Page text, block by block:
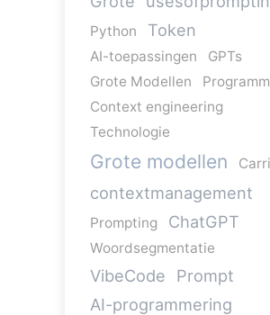
Python Token
AI-toepassingen
GPTs
Grote Modellen
Context engineering
Technologie
Grote modellen
contextmanagement
Prompting ChatGPT
Woordsegmentatie
VibeCode
Prompt
AI-programmering